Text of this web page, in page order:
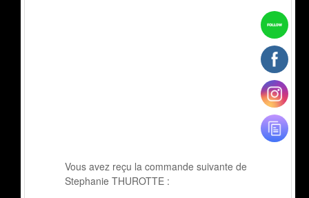
Vous avez reçu la commande suivante de
Stephanie THUROTTE :